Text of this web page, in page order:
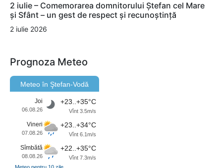
2 iulie – Comemorarea domnitorului Ștefan cel Mare
și Sfânt – un gest de respect și recunoștință
2 iulie 2026
Prognoza Meteo
Meteo în Ştefan-Vodă
Joi
06.08.26
+23..+35°C
Vînt 3.5m/s
Vineri
07.08.26
+23..+34°C
Vînt 6.1m/s
Sîmbătă
08.08.26
+22..+35°C
Vînt 7.3m/s